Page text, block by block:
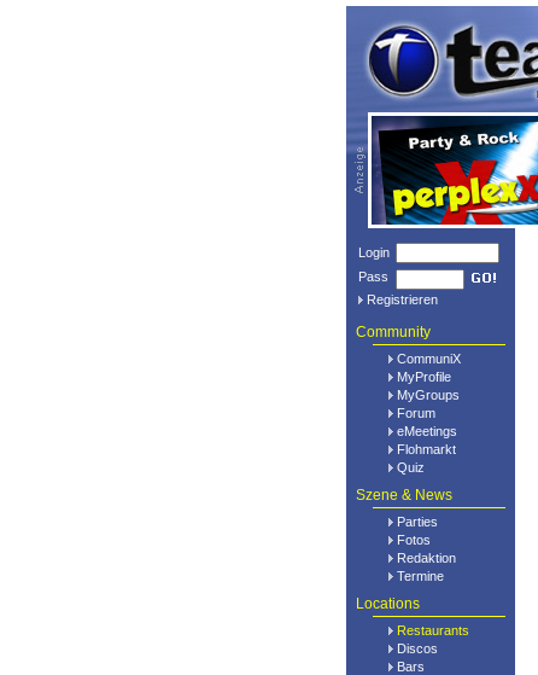
Login
Pass
Registrieren
Community
CommuniX
MyProfile
MyGroups
Forum
eMeetings
Flohmarkt
Quiz
Szene & News
Parties
Fotos
Redaktion
Termine
Locations
Restaurants
Discos
Bars